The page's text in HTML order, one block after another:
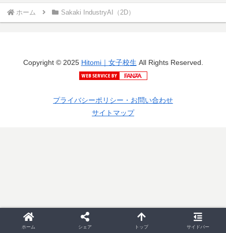
ホーム Sakaki IndustryAI（2D）
Copyright © 2025 Hitomi｜女子校生 All Rights Reserved.
プライバシーポリシー・お問い合わせ
サイトマップ
ホーム シェア トップ サイドバー